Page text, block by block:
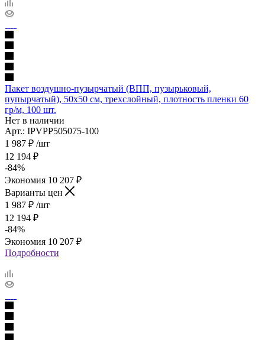
Пакет воздушно-пузырчатый (ВПП, пузырьковый,
пупырчатый), 50х50 см, трехслойный, плотность пленки 60
гр/м, 100 шт.
Нет в наличии
Арт.: IPVPP505075-100
1 987 ₽ /шт
12 194 ₽
-84%
Экономия 10 207 ₽
Варианты цен
1 987 ₽ /шт
12 194 ₽
-84%
Экономия 10 207 ₽
Подробности